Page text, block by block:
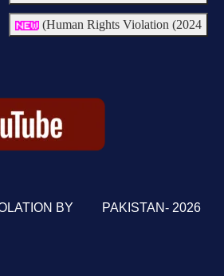
Human Rights Violation (2024)
BY PAKISTAN- 2026